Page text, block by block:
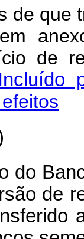
de
de
do
de